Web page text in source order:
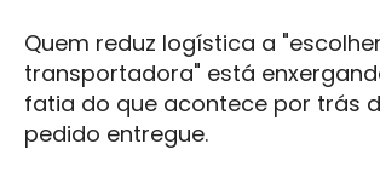
Quem reduz logística a
transportadora" está
fatia do que acontece por trás
pedido entregue.